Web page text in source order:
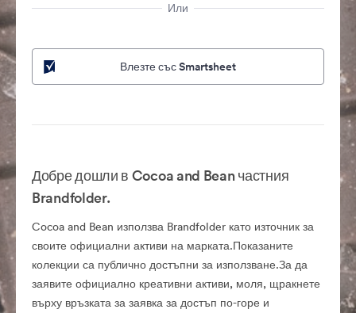
Или
Влезте със Smartsheet
Добре дошли в Cocoa and Bean частния
Brandfolder.
Cocoa and Bean използва Brandfolder като източник за
своите официални активи на марката.Показаните
колекции са публично достъпни за използване.За да
заявите официално креативни активи, моля, щракнете
върху връзката за заявка за достъп по-горе и